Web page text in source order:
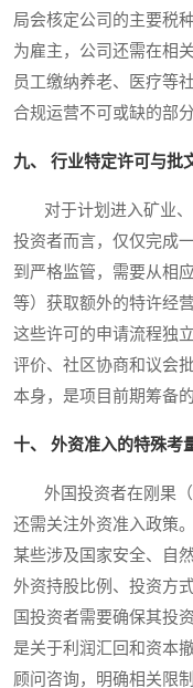
局会核定公司的主要税
为雇主，公司还需在相
员工缴纳养老、医疗等
合规运营不可或缺的部分
九、 行业特定许可与批
对于计划进入矿业、
投资者而言，仅仅完成
到严格监管，需要从相
等）获取额外的特许经
这些许可的申请流程独
评价、社区协商和议会
本身，是项目前期筹备
十、 外资准入的特殊考
外国投资者在刚果（
还需关注外资准入政策
某些涉及国家安全、自
外资持股比例、投资方
国投资者需要确保其投
是关于利润汇回和资本
顾问咨询，明确相关限